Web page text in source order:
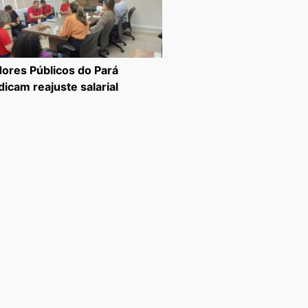
Públicos do Pará
reajuste salarial